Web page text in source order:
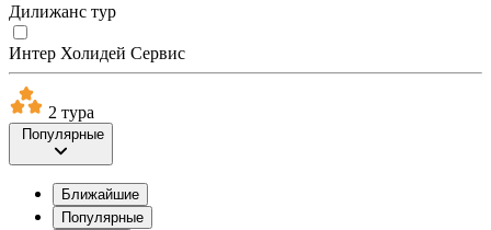
Дилижанс тур
Интер Холидей Сервис
2 тура
Популярные
Ближайшие
Популярные